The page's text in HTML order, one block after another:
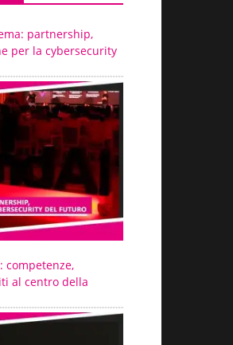
partnership,
per la cybersecurity
competenze,
al centro della